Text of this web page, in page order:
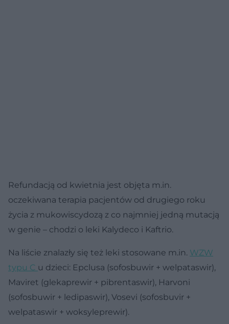
Refundacją od kwietnia jest objęta m.in.
oczekiwana terapia pacjentów od drugiego roku
życia z mukowiscydozą z co najmniej jedną mutacją
w genie – chodzi o leki Kalydeco i Kaftrio.
Na liście znalazły się też leki stosowane m.in. WZW
typu C u dzieci: Epclusa (sofosbuwir + welpataswir),
Maviret (glekaprewir + pibrentaswir), Harvoni
(sofosbuwir + ledipaswir), Vosevi (sofosbuvir +
welpataswir + woksyleprewir).